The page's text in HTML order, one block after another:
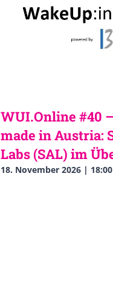
WUI.Online #40
made in Austria:
Labs (SAL) im
18. November 2026 | 18:00